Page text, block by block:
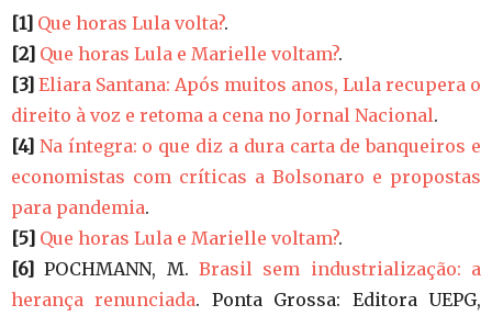
[1] Que horas Lula volta?.
[2] Que horas Lula e Marielle voltam?.
[3] Eliara Santana: Após muitos anos, Lula recupera o
direito à voz e retoma a cena no Jornal Nacional.
[4] Na íntegra: o que diz a dura carta de banqueiros e
economistas com críticas a Bolsonaro e propostas
para pandemia.
[5] Que horas Lula e Marielle voltam?.
[6] POCHMANN, M. Brasil sem industrialização: a
herança renunciada. Ponta Grossa: Editora UEPG,